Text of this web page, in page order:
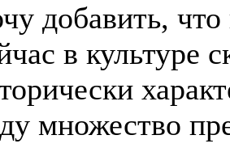
добавить, что
в культуре
множество